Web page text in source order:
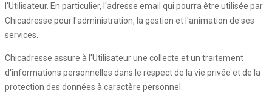
l'Utilisateur. En particulier, l'adresse email qui pourra être utilisée par
Chicadresse pour l'administration, la gestion et l'animation de ses
services.
Chicadresse assure à l'Utilisateur une collecte et un traitement
d'informations personnelles dans le respect de la vie privée et de la
protection des données à caractère personnel.